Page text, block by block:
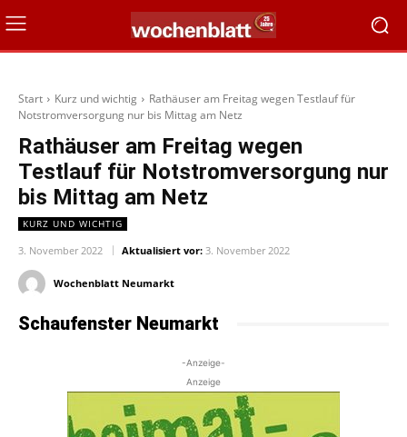
Start Kurz und wichtig
Rathäuser am Freitag wegen Testlauf für
Notstromversorgung nur bis Mittag am Netz
Rathäuser am Freitag wegen
Testlauf für Notstromversorgung nur
bis Mittag am Netz
KURZ UND WICHTIG
3. November 2022 Aktualisiert vor: 3. November 2022
Wochenblatt Neumarkt
Schaufenster Neumarkt
-Anzeige-
Anzeige